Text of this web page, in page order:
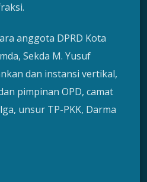
anggota DPRD Kota
Sekda M. Yusuf
dan instansi vertikal,
pimpinan OPD, camat
unsur TP-PKK, Darma